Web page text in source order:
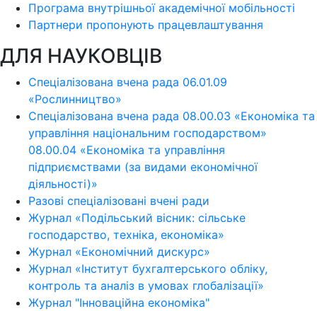
Програма внутрішньої академічної мобільності
Партнери пропонують працевлаштування
ДЛЯ НАУКОВЦІВ
Спеціалізована вчена рада 06.01.09
«Рослинництво»
Спеціалізована вчена рада 08.00.03 «Економіка та
управління національним господарством»
08.00.04 «Економіка та управління
підприємствами (за видами економічної
діяльності)»
Разові спеціалізовані вчені ради
Журнал «Подільський вісник: сільське
господарство, техніка, економіка»
Журнал «Економічний дискурс»
Журнал «Інститут бухгалтерського обліку,
контроль та аналіз в умовах глобалізації»
Журнал "Інноваційна економіка"